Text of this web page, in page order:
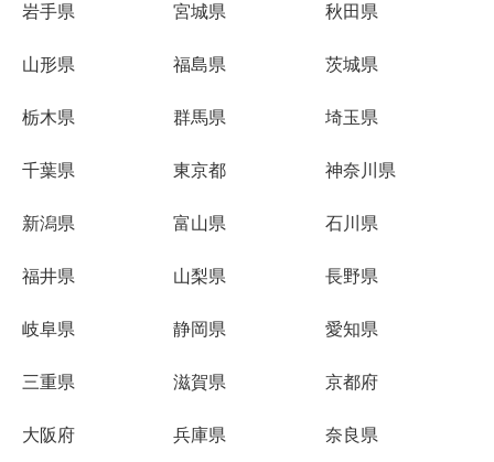
岩手県 宮城県 秋田県
山形県 福島県 茨城県
栃木県 群馬県 埼玉県
千葉県 東京都 神奈川県
新潟県 富山県 石川県
福井県 山梨県 長野県
岐阜県 静岡県 愛知県
三重県 滋賀県 京都府
大阪府 兵庫県 奈良県